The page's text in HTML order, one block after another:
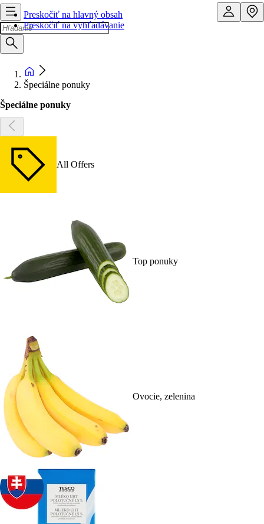
Preskočiť na hlavný obsah
Preskočiť na vyhľadávanie
Špeciálne ponuky
Špeciálne ponuky
All Offers
Top ponuky
Ovocie, zelenina